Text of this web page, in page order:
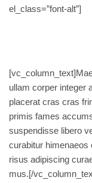
el_class=”font-alt”]
ullam corper integer
placerat cras cras
primis fames
suspendisse libero
curabitur himenaeos
risus adipiscing
mus.[/